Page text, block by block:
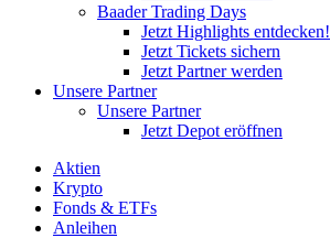
Baader Trading Days
Jetzt Highlights entdecken!
Jetzt Tickets sichern
Jetzt Partner werden
Unsere Partner
Unsere Partner
Jetzt Depot eröffnen
Aktien
Krypto
Fonds & ETFs
Anleihen